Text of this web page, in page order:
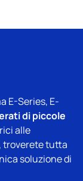
E-Series, E-
di piccole
alle
troverete tutta
soluzione di